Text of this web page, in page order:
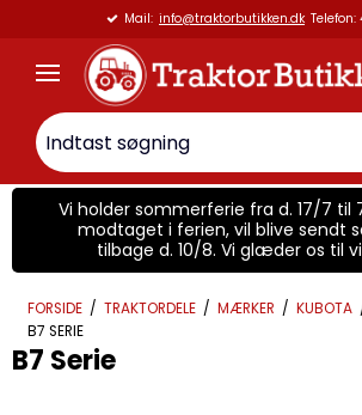
Mail: info@traktorbutikken.dk Telefon:
Vi holder sommerferie fra d. 17/7 til
modtaget i ferien, vil blive sendt
tilbage d. 10/8. Vi glæder os til
FORSIDE / TRAKTORDELE / MÆRKER / KUBOTA
B7 SERIE
B7 Serie